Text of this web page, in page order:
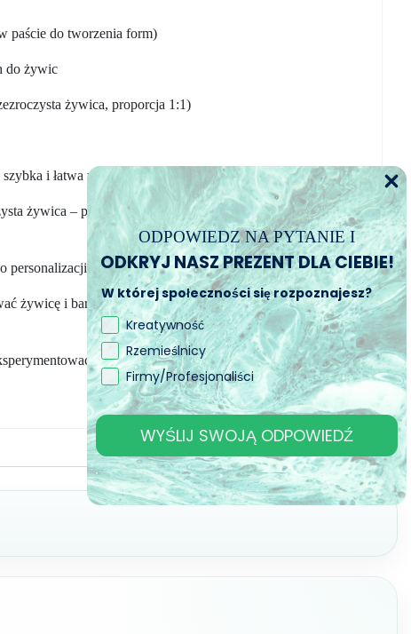
paście do tworzenia form)
do żywic
żywica, proporcja 1:1)
i łatwa w użyciu do wykonywania form.
żywica – prosta w mieszaniu i odpowiednia także dla
personalizacji żywicy dowolnymi kolorami.
żywicę i barwić ją — idealny do projektów na wymiar,
z kolorem, formą i żywicą w prosty i bezpieczny
ODPOWIEDZ NA PYTANIE I
ODKRYJ NASZ PREZENT DLA CIEBIE!
W której społeczności się rozpoznajesz?
Kreatywność
Rzemieślnicy
Firmy/Profesjonaliści
WYŚLIJ SWOJĄ ODPOWIEDŹ